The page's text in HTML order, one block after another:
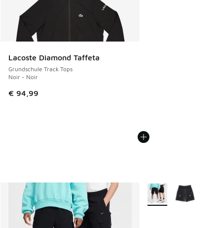
Lacoste Diamond Taffeta
Grundschule Track Tops
Noir - Noir
€ 94,99
Weitere Farben